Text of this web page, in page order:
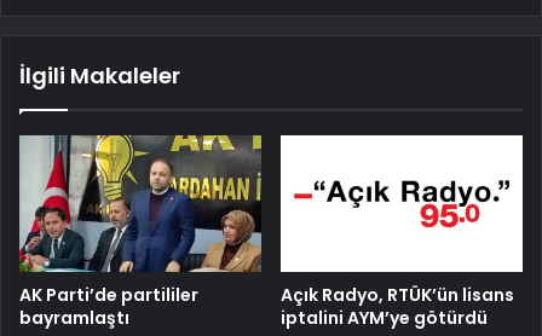
İlgili Makaleler
AK Parti’de partililer
bayramlaştı
Açık Radyo, RTÜK’ün lisans
iptalini AYM’ye götürdü